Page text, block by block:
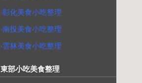
‧彰化美食小吃整理
‧南投美食小吃整理
‧雲林美食小吃整理
東部小吃美食整理